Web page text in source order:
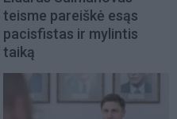
teisme pareiškė esąs
pacisfistas ir mylintis
taiką